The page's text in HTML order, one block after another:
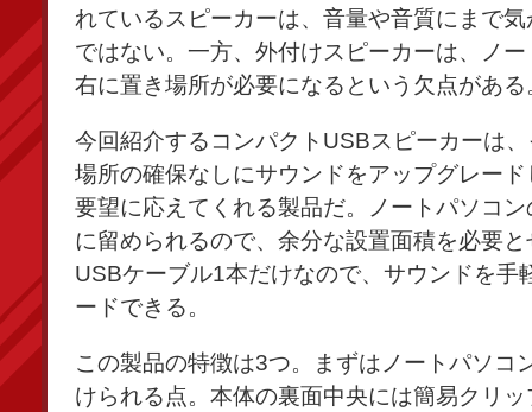
れているスピーカーは、音量や音質にまで
ではない。一方、外付けスピーカーは、ノ
右に置き場所が必要になるという欠点がある
今回紹介するコンパクトUSBスピーカーは
場所の確保なしにサウンドをアップグレー
要望に応えてくれる製品だ。ノートパソコ
に留められるので、余分な設置面積を必要
USBケーブル1本だけなので、サウンドを手
ードできる。
この製品の特徴は3つ。まずはノートパソコ
けられる点。本体の裏面中央には簡易クリ